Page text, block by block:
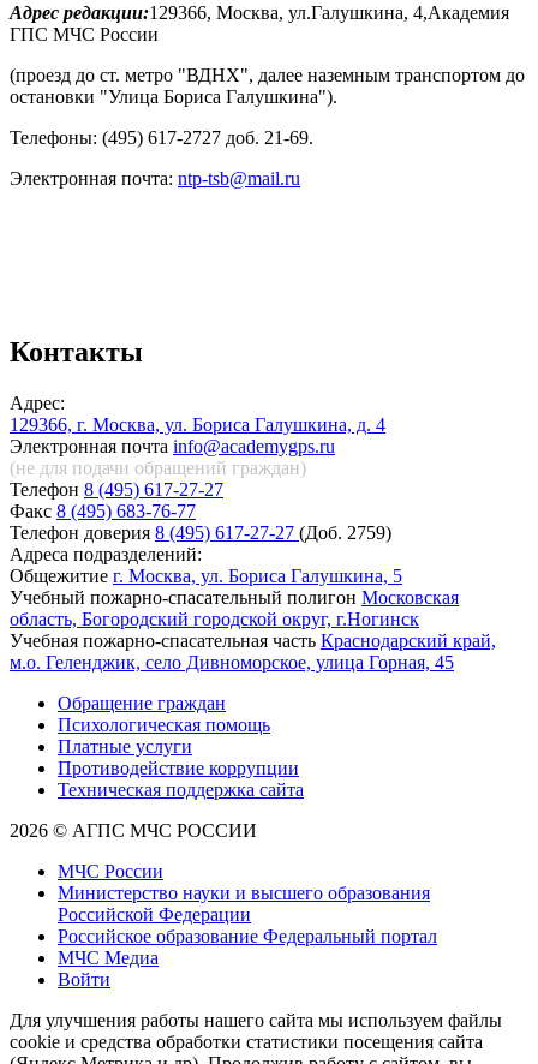
Адрес редакции:129366, Москва, ул.Галушкина, 4,Академия
ГПС МЧС России
(проезд до ст. метро "ВДНХ", далее наземным транспортом до
остановки "Улица Бориса Галушкина").
Телефоны: (495) 617-2727 доб. 21-69.
Электронная почта: ntp-tsb@mail.ru
Контакты
Адрес:
129366, г. Москва, ул. Бориса Галушкина, д. 4
Электронная почта info@academygps.ru
(не для подачи обращений граждан)
Телефон 8 (495) 617-27-27
Факс 8 (495) 683-76-77
Телефон доверия 8 (495) 617-27-27 (Доб. 2759)
Адреса подразделений:
Общежитие г. Москва, ул. Бориса Галушкина, 5
Учебный пожарно-спасательный полигон Московская
область, Богородский городской округ, г.Ногинск
Учебная пожарно-спасательная часть Краснодарский край,
м.о. Геленджик, село Дивноморское, улица Горная, 45
Обращение граждан
Психологическая помощь
Платные услуги
Противодействие коррупции
Техническая поддержка сайта
2026 © АГПС МЧС РОССИИ
МЧС России
Министерство науки и высшего образования
Российской Федерации
Российское образование Федеральный портал
МЧС Медиа
Войти
Для улучшения работы нашего сайта мы используем файлы
cookie и средства обработки статистики посещения сайта